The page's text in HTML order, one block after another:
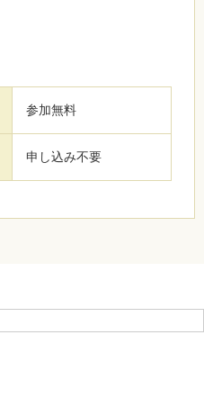
参加無料
申し込み不要